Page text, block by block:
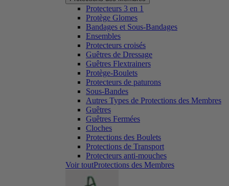
Protecteurs 3 en 1
Protège Glomes
Bandages et Sous-Bandages
Ensembles
Protecteurs croisés
Guêtres de Dressage
Guêtres Flextrainers
Protège-Boulets
Protecteurs de paturons
Sous-Bandes
Autres Types de Protections des Membres
Guêtres
Guêtres Fermées
Cloches
Protections des Boulets
Protections de Transport
Protecteurs anti-mouches
Voir toutProtections des Membres